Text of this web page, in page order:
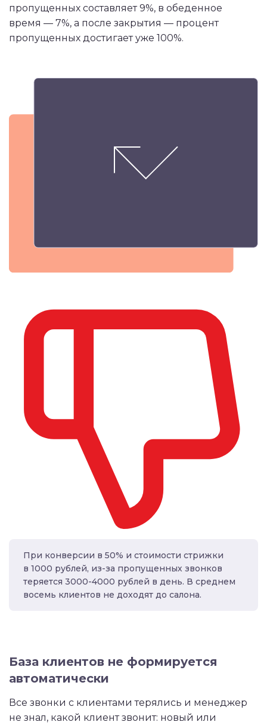
пропущенных составляет 9%, в обеденное
время — 7%, а после закрытия — процент
пропущенных достигает уже 100%.
При конверсии в 50% и стоимости стрижки
в 1000 рублей, из-за пропущенных звонков
теряется 3000-4000 рублей в день. В среднем
восемь клиентов не доходят до салона.
База клиентов не формируется
автоматически
Все звонки с клиентами терялись и менеджер
не знал, какой клиент звонит: новый или